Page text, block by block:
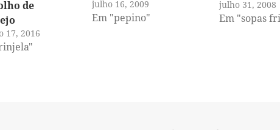
de
17, 2016
julho 16, 2009
Em "pepino"
pois é uma
deliciosas e
julho 31, 2008
Em "sopas